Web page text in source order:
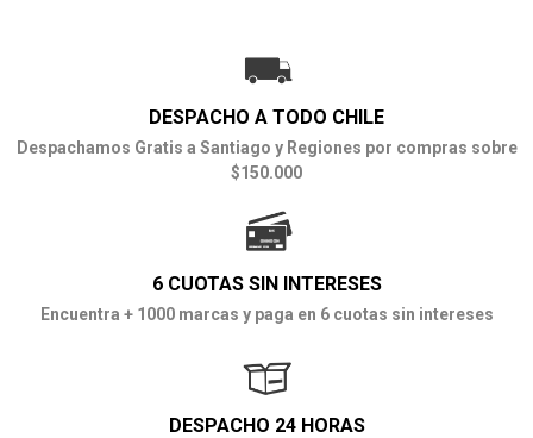
DESPACHO A TODO CHILE
Despachamos Gratis a Santiago y Regiones por compras sobre
$150.000
6 CUOTAS SIN INTERESES
Encuentra + 1000 marcas y paga en 6 cuotas sin intereses
DESPACHO 24 HORAS